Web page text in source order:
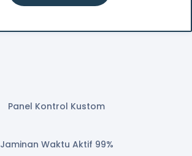
Panel Kontrol Kustom
Jaminan Waktu Aktif 99%